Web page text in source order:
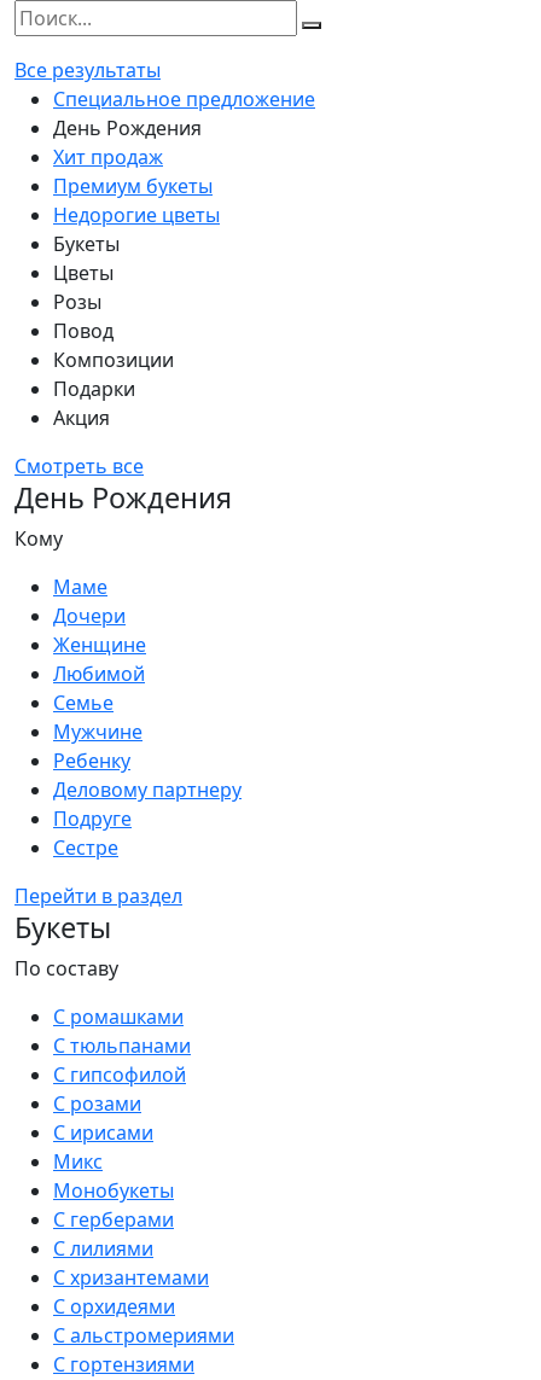
Все результаты
Специальное предложение
День Рождения
Хит продаж
Премиум букеты
Недорогие цветы
Букеты
Цветы
Розы
Повод
Композиции
Подарки
Акция
Смотреть все
День Рождения
Кому
Маме
Дочери
Женщине
Любимой
Семье
Мужчине
Ребенку
Деловому партнеру
Подруге
Сестре
Перейти в раздел
Букеты
По составу
С ромашками
С тюльпанами
С гипсофилой
С розами
С ирисами
Микс
Монобукеты
С герберами
С лилиями
С хризантемами
С орхидеями
С альстромериями
С гортензиями